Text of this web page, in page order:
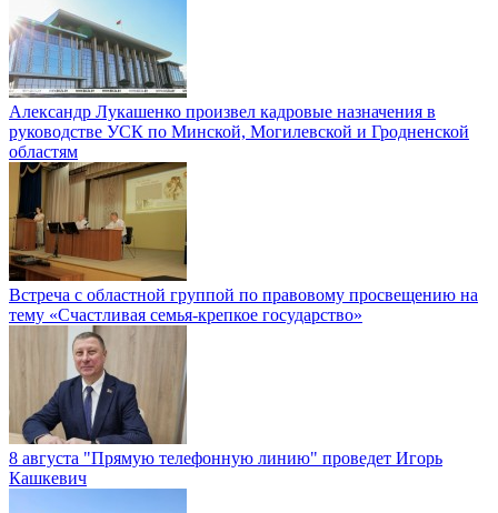
Александр Лукашенко произвел кадровые назначения в
руководстве УСК по Минской, Могилевской и Гродненской
областям
Встреча с областной группой по правовому просвещению на
тему «Счастливая семья-крепкое государство»
8 августа "Прямую телефонную линию" проведет Игорь
Кашкевич